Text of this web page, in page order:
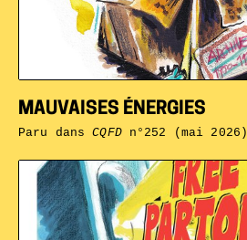
MAUVAISES ÉNERGIES
Paru dansCQFDn°252 (mai 2026)